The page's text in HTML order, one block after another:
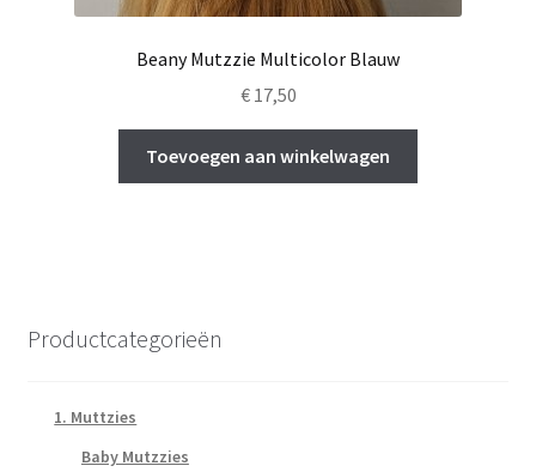
Beany Mutzzie Multicolor Blauw
€17,50
Toevoegen aan winkelwagen
Productcategorieën
1. Muttzies
Baby Mutzzies